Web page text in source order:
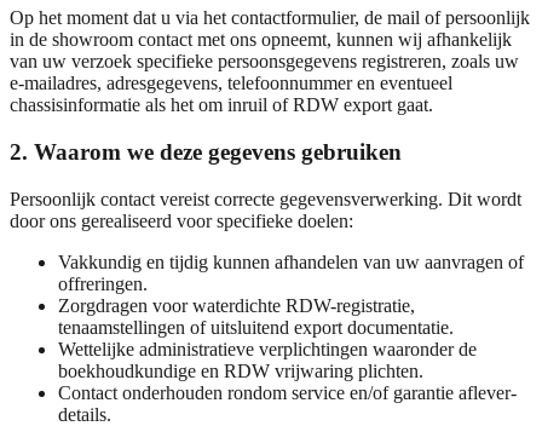
Op het moment dat u via het contactformulier, de mail of persoonlijk
in de showroom contact met ons opneemt, kunnen wij afhankelijk
van uw verzoek specifieke persoonsgegevens registreren, zoals uw
e-mailadres, adresgegevens, telefoonnummer en eventueel
chassisinformatie als het om inruil of RDW export gaat.
2. Waarom we deze gegevens gebruiken
Persoonlijk contact vereist correcte gegevensverwerking. Dit wordt
door ons gerealiseerd voor specifieke doelen:
Vakkundig en tijdig kunnen afhandelen van uw aanvragen of
offreringen.
Zorgdragen voor waterdichte RDW-registratie,
tenaamstellingen of uitsluitend export documentatie.
Wettelijke administratieve verplichtingen waaronder de
boekhoudkundige en RDW vrijwaring plichten.
Contact onderhouden rondom service en/of garantie aflever-
details.